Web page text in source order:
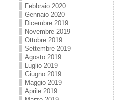
Febbraio 2020
Gennaio 2020
Dicembre 2019
Novembre 2019
Ottobre 2019
Settembre 2019
Agosto 2019
Luglio 2019
Giugno 2019
Maggio 2019
Aprile 2019